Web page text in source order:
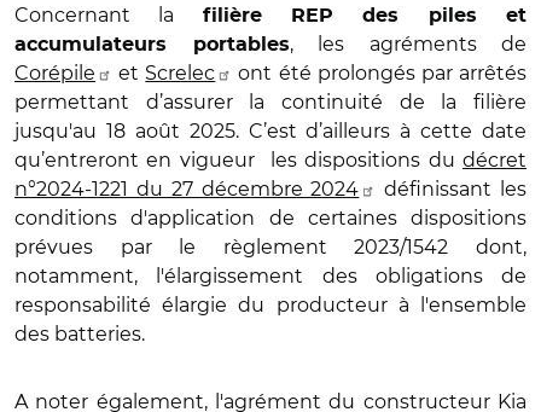
Concernant la
filière REP des piles et
accumulateurs portables, les agréments de
Corépile
et Screlec
ont été prolongés par arrêtés
permettant d’assurer la continuité de la filière
jusqu'au 18 août 2025. C’est d’ailleurs à cette date
qu’entreront en vigueur les dispositions du décret
n°2024-1221 du 27 décembre 2024
définissant les
conditions d'application de certaines dispositions
prévues par le règlement 2023/1542 dont,
notamment, l'élargissement des obligations de
responsabilité élargie du producteur à l'ensemble
des batteries.
A noter également, l'agrément du constructeur Kia